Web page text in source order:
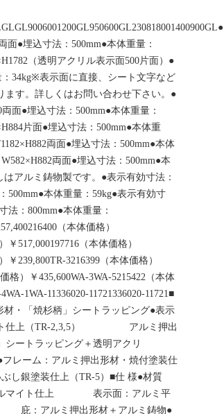
面●埋込寸法：500mm●本体重量：
（透明アクリル表示面500片面）●
34kg※表示面に直接、シート文字など
す。詳しくはお問い合わせ下さい。●
面●埋込寸法：500mm●本体重量：
片面●埋込寸法：500mm●本体重
両面●埋込寸法：500mm●本体
両面●埋込寸法：500mm●本
アルミ鋳物製です。●表示有効寸法：
500mm●本体重量：59kg●表示有効寸
法：800mm●本体重量：
（本体価格）
￥517,000197716（本体価格）
￥239,800TR-3216399（本体価格）
格）￥435,600WA-3WA-5215422（本体
1WA-11336020-11721336020-11721■
・「焼杉柄」シートラッピング●表示
イト仕上（TR-2,3,5） アルミ押出
ラッピング＋透明アクリ
ム：アルミ押出形材・焼付塗装仕
し銀塗装仕上（TR-5）■仕 様●材質
ルマイト仕上 表示面：アルミ平
：アルミ押出形材＋アルミ鋳物●